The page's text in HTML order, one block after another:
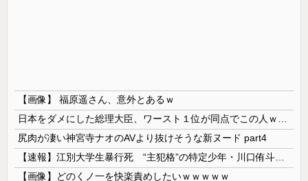
【画像】 福原遥さん、意外とあるｗ
尻肉が凄い神宮寺ナオのAVより抜けそうな新ヌード part4
【画像】どのくノ一を快楽責めしたいｗｗｗｗｗ